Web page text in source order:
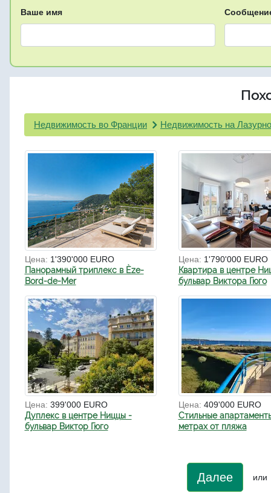
Ваше имя
Недвижимость во Франции Недвижимость на
Цена: 1'390'000 EURO
Панорамный триплекс в Èze-
Bord-de-Mer
Цена: 1'790'000 EURO
Квартира в центре
бульвар Виктора Гюго
Цена: 399'000 EURO
Дуплекс в центре Ниццы -
бульвар Виктор Гюго
Цена: 409'000 EURO
Стильные
метрах от пляжа
Далее или